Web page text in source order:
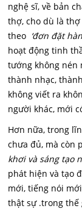
nghệ sĩ, về bản
thợ, cho dù là
theo ‘đơn đặt
hoạt động tinh
tướng không nén
thành nhạc,
không viết ra
người khác, mới
Hơn nữa, trong
chưa đủ, mà còn
khơi và sáng tạo
phát hiện và tạo
mới, tiếng nói
thật sự .trong